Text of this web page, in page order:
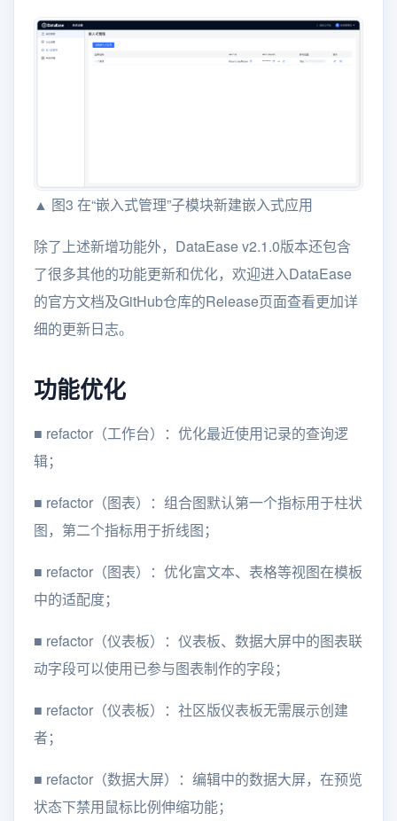
▲ 图3 在“嵌入式管理”子模块新建嵌入式应用
除了上述新增功能外，DataEase v2.1.0版本还包含
了很多其他的功能更新和优化，欢迎进入DataEase
的官方文档及GitHub仓库的Release页面查看更加详
细的更新日志。
功能优化
■ refactor（工作台）：优化最近使用记录的查询逻
辑；
■ refactor（图表）：组合图默认第一个指标用于柱状
图，第二个指标用于折线图；
■ refactor（图表）：优化富文本、表格等视图在模板
中的适配度；
■ refactor（仪表板）：仪表板、数据大屏中的图表联
动字段可以使用已参与图表制作的字段；
■ refactor（仪表板）：社区版仪表板无需展示创建
者；
■ refactor（数据大屏）：编辑中的数据大屏，在预览
状态下禁用鼠标比例伸缩功能；